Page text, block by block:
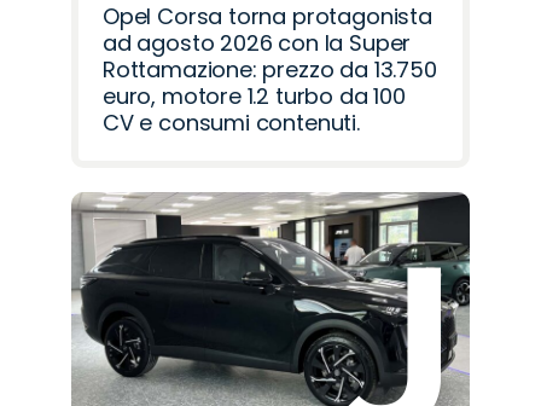
Opel Corsa torna protagonista
ad agosto 2026 con la Super
Rottamazione: prezzo da 13.750
euro, motore 1.2 turbo da 100
CV e consumi contenuti.